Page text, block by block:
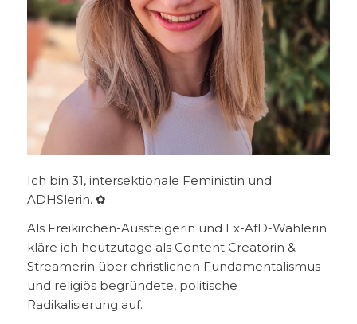
Ich bin 31, intersektionale Feministin und
ADHSlerin. ✿
Als Freikirchen-Aussteigerin und Ex-AfD-Wählerin
kläre ich heutzutage als Content Creatorin &
Streamerin über christlichen Fundamentalismus
und religiös begründete, politische
Radikalisierung auf.